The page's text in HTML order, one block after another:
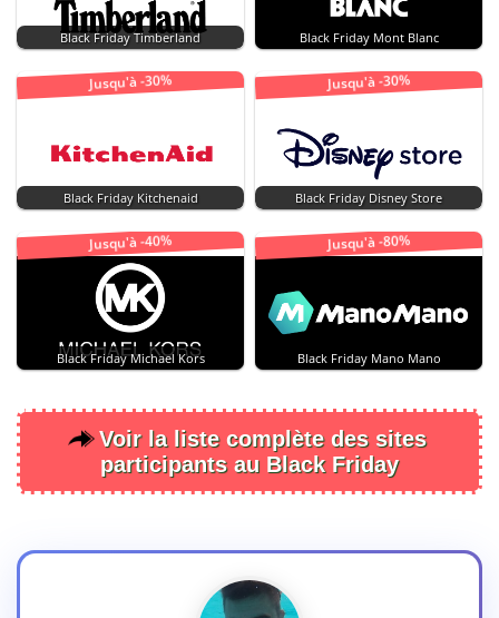
Black Friday Timberland Black Friday Mont Blanc
Jusqu'à -30%
Black Friday Kitchenaid
Jusqu'à -30%
Black Friday Disney Store
Jusqu'à -40%
Black Friday Michael Kors
Jusqu'à -80%
Black Friday Mano Mano
Voir la liste complète des sites
participants au Black Friday